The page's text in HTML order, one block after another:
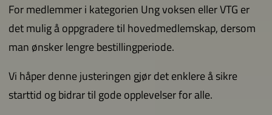
For medlemmer i kategorien Ung voksen eller VTG er
det mulig å oppgradere til hovedmedlemskap, dersom
man ønsker lengre bestillingperiode.
Vi håper denne justeringen gjør det enklere å sikre
starttid og bidrar til gode opplevelser for alle.